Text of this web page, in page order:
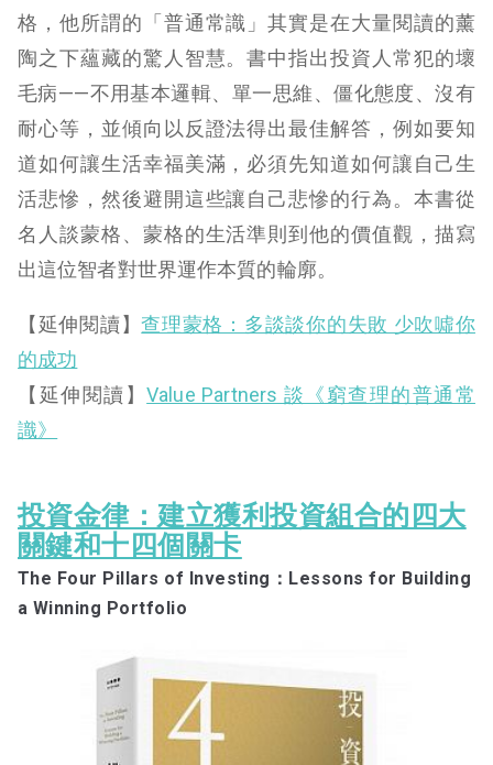
格，他所謂的「普通常識」其實是在大量閱讀的薰
陶之下蘊藏的驚人智慧。書中指出投資人常犯的壞
毛病——不用基本邏輯、單一思維、僵化態度、沒有
耐心等，並傾向以反證法得出最佳解答，例如要知
道如何讓生活幸福美滿，必須先知道如何讓自己生
活悲慘，然後避開這些讓自己悲慘的行為。本書從
名人談蒙格、蒙格的生活準則到他的價值觀，描寫
出這位智者對世界運作本質的輪廓。
【延伸閱讀】查理蒙格：多談談你的失敗 少吹噓你
的成功
【延伸閱讀】Value Partners 談《窮查理的普通常
識》
投資金律：建立獲利投資組合的四大
關鍵和十四個關卡
The Four Pillars of Investing：Lessons for Building
a Winning Portfolio